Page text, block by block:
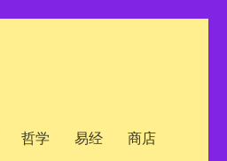
哲学 易经 商店